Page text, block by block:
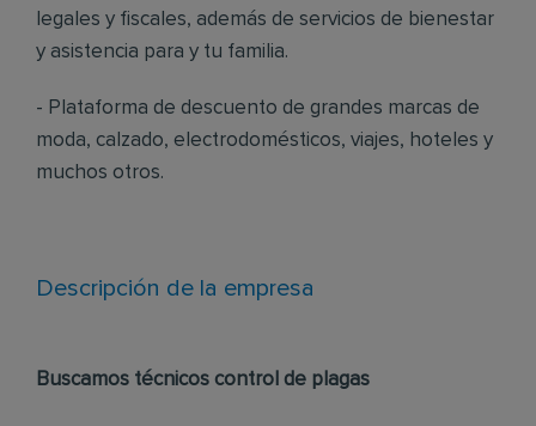
legales y fiscales, además de servicios de bienestar
y asistencia para y tu familia.
- Plataforma de descuento de grandes marcas de
moda, calzado, electrodomésticos, viajes, hoteles y
muchos otros.
Descripción de la empresa
Buscamos técnicos control de plagas